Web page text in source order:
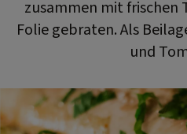
zusammen mit frischen
Folie gebraten. Als
und